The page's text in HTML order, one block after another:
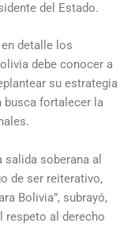
del Estado.
detalle los
debe conocer a
su estrategia
busca fortalecer la
soberana al
de ser reiterativo,
Bolivia”, subrayó,
respeto al derecho